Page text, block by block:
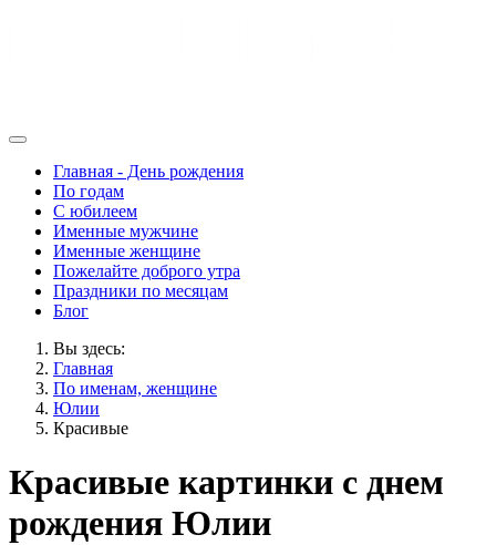
Главная - День рождения
По годам
С юбилеем
Именные мужчине
Именные женщине
Пожелайте доброго утра
Праздники по месяцам
Блог
Вы здесь:
Главная
По именам, женщине
Юлии
Красивые
Красивые картинки с днем
рождения Юлии